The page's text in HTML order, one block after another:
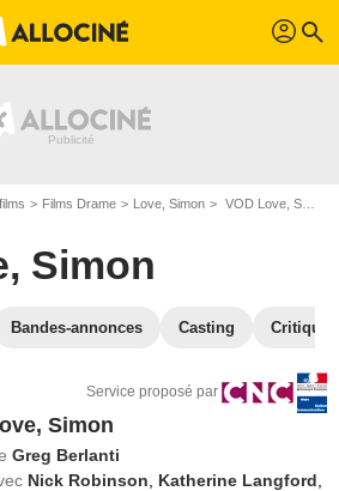
profil search
Films Drame Love, Simon VOD Love, Simon
Simon
Bandes-annonces Casting
Service proposé par
Simon
Greg Berlanti
Nick Robinson Katherine Langford